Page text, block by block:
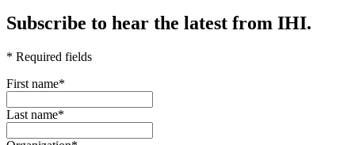
Subscribe to hear the latest from IHI.
* Required fields
First name*
Last name*